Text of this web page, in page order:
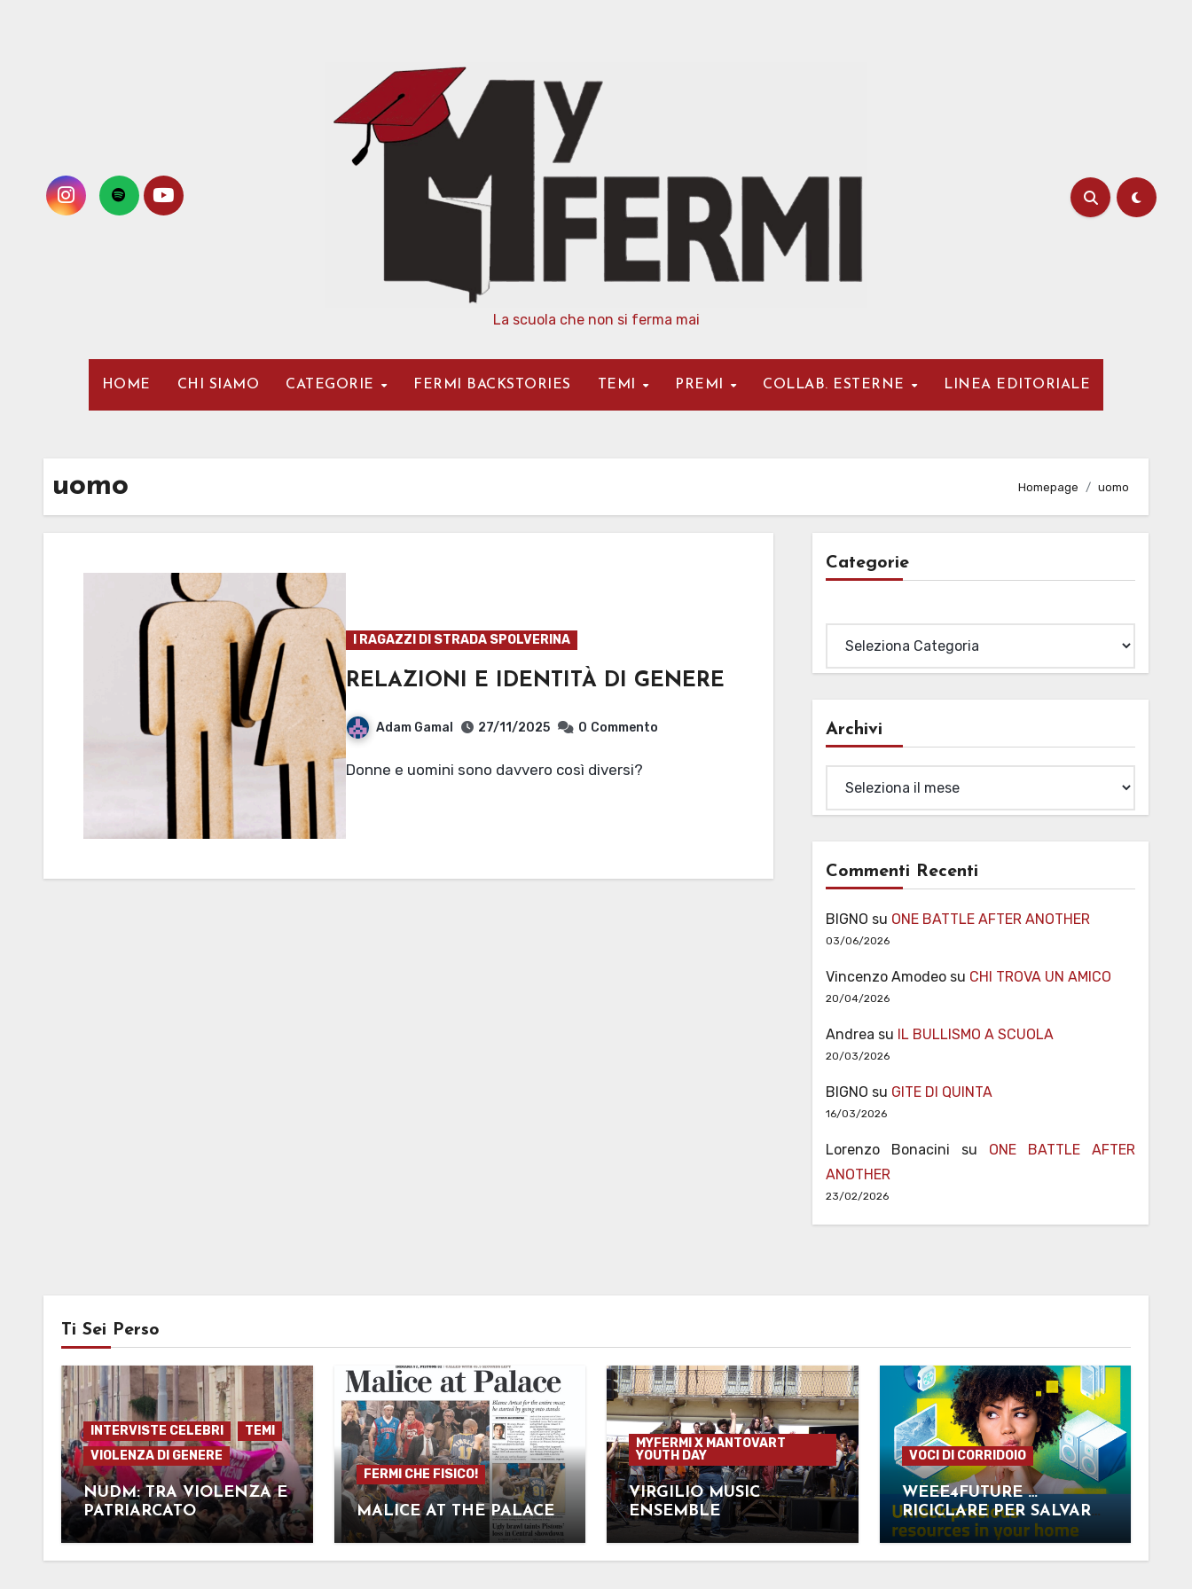
La scuola che non si ferma mai
HOME CHI SIAMO CATEGORIE FERMI BACKSTORIES TEMI PREMI COLLAB. ESTERNE LINEA EDITORIALE
uomo Homepage uomo
I RAGAZZI DI STRADA SPOLVERINA
RELAZIONI E IDENTITÀ DI GENERE
Adam Gamal 27/11/2025 0 Commento
Donne e uomini sono davvero così diversi?
Categorie
Archivi
Commenti Recenti
BIGNO su ONE BATTLE AFTER ANOTHER
03/06/2026
Vincenzo Amodeosu CHI TROVA UN AMICO
20/04/2026
Andrea su IL BULLISMO A SCUOLA
20/03/2026
BIGNO su GITE DI QUINTA
16/03/2026
Lorenzo Bonacini su ONE BATTLE AFTER
ANOTHER
23/02/2026
Ti Sei Perso
INTERVISTE CELEBRI
TEMI
VIOLENZA DI GENERE
NUDM: TRA VIOLENZA E
PATRIARCATO
FERMI CHE FISICO!
MALICE AT THE PALACE
MYFERMI X MANTOVART
YOUTH DAY
VIRGILIO MUSIC
ENSEMBLE
VOCI DI CORRIDOIO
WEEE4FUTURE …
RICICLARE PER SALVARE
LA NOSTRA SALUTE E IL